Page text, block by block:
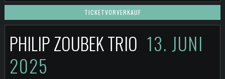
TICKETVORVERKAUF
PHILIP ZOUBEK TRIO 13. JUNI
2025